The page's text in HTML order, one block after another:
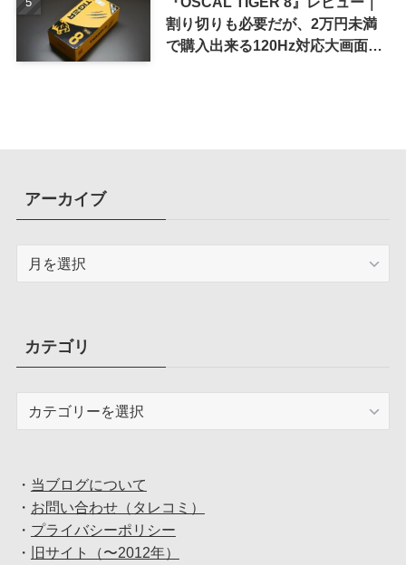
割り切りも必要だが、2万円未満
で購入出来る120Hz対応大画面ス
アーカイブ
ブカテゴリ
・ 当ブログについて
・ お問い合わせ（タレコミ）
・ プライバシーポリシー
・
旧サイト（〜2012年）